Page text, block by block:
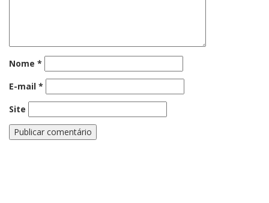
Nome *
E-mail *
Site